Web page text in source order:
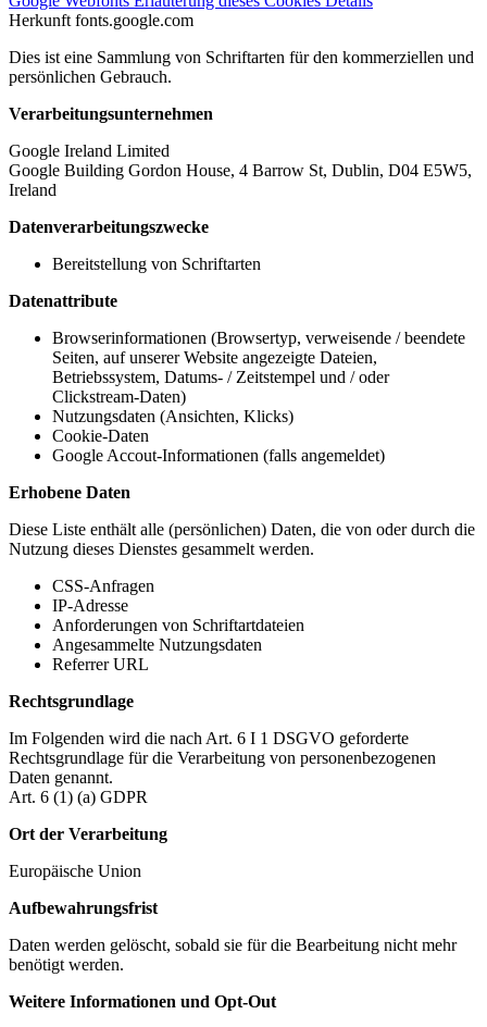
Herkunft fonts.google.com
Dies ist eine Sammlung von Schriftarten für den kommerziellen und
persönlichen Gebrauch.
Verarbeitungsunternehmen
Google Ireland Limited
Google Building Gordon House, 4 Barrow St, Dublin, D04 E5W5,
Ireland
Datenverarbeitungszwecke
Bereitstellung von Schriftarten
Datenattribute
Browserinformationen (Browsertyp, verweisende / beendete
Seiten, auf unserer Website angezeigte Dateien,
Betriebssystem, Datums- / Zeitstempel und / oder
Clickstream-Daten)
Nutzungsdaten (Ansichten, Klicks)
Cookie-Daten
Google Accout-Informationen (falls angemeldet)
Erhobene Daten
Diese Liste enthält alle (persönlichen) Daten, die von oder durch die
Nutzung dieses Dienstes gesammelt werden.
CSS-Anfragen
IP-Adresse
Anforderungen von Schriftartdateien
Angesammelte Nutzungsdaten
Referrer URL
Rechtsgrundlage
Im Folgenden wird die nach Art. 6 I 1 DSGVO geforderte
Rechtsgrundlage für die Verarbeitung von personenbezogenen
Daten genannt.
Art. 6 (1) (a) GDPR
Ort der Verarbeitung
Europäische Union
Aufbewahrungsfrist
Daten werden gelöscht, sobald sie für die Bearbeitung nicht mehr
benötigt werden.
Weitere Informationen und Opt-Out